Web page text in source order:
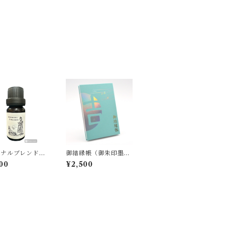
ルブレンドエ
ャルオイル
御結縁帳（御朱印墨書
き付き）
¥2,500